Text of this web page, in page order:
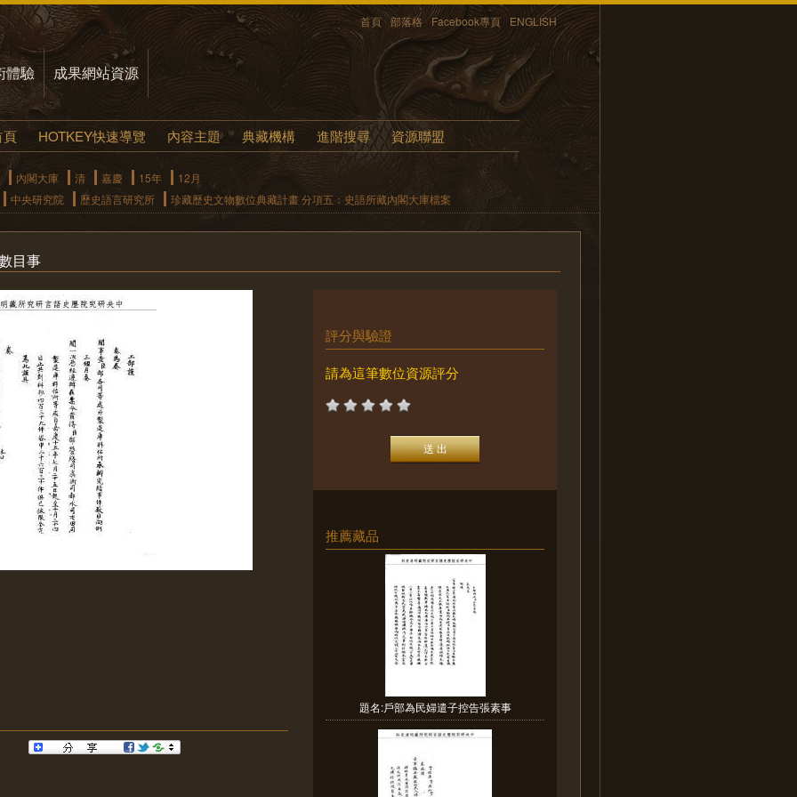
首頁 部落格 Facebook專頁 ENGLISH
體驗 成果網站資源
HOTKEY快速導覽 內容主題 典藏機構 進階搜尋 資源聯盟
內閣大庫 清 嘉慶 15年
12月
中央研究院
歷史語言研究所 珍藏歷史文物數位典藏計畫 分項五：史語所藏內閣大庫檔案
目事
評分與驗證
請為這筆數位資源評分
推薦藏品
題名:戶部為民婦遣子控告張素事